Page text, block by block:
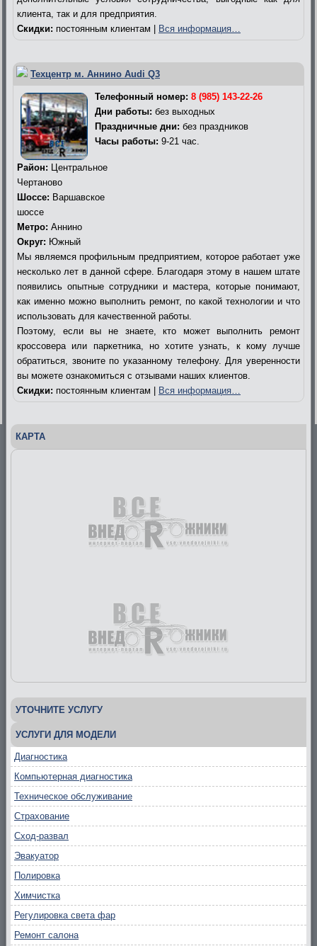
клиента, так и для предприятия.
Скидки: постоянным клиентам | Вся информация…
Техцентр м. Аннино Audi Q3
Телефонный номер: 8 (985) 143-22-26
Дни работы: без выходных
Праздничные дни: без праздников
Часы работы: 9-21 час.
Район: Центральное
Чертаново
Шоссе: Варшавское
шоссе
Метро: Аннино
Округ: Южный
Мы являемся профильным предприятием, которое работает уже
несколько лет в данной сфере. Благодаря этому в нашем штате
появились опытные сотрудники и мастера, которые понимают,
как именно можно выполнить ремонт, по какой технологии и что
использовать для качественной работы.
Поэтому, если вы не знаете, кто может выполнить ремонт
кроссовера или паркетника, но хотите узнать, к кому лучше
обратиться, звоните по указанному телефону. Для уверенности
вы можете ознакомиться с отзывами наших клиентов.
Скидки: постоянным клиентам | Вся информация…
КАРТА
УТОЧНИТЕ УСЛУГУ
УСЛУГИ ДЛЯ МОДЕЛИ
Диагностика
Компьютерная диагностика
Техническое обслуживание
Страхование
Сход-развал
Эвакуатор
Полировка
Химчистка
Регулировка света фар
Ремонт салона